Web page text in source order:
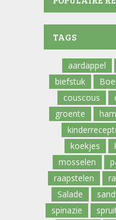
TAGS
aardappel
biefstuk
couscous
groente
ham
koekjes
mosselen
raapstelen
Salade
spinazie